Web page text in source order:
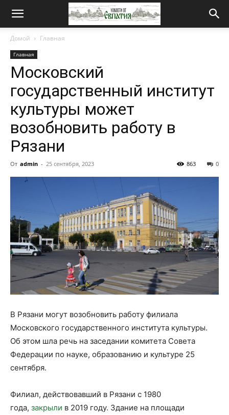
Новости
Домой Главная
Главная
Московский
государственный институт
культуры может
возобновить работу в
Рязани
От admin - 25 сентября, 2023 0
863
В Рязани могут возобновить работу филиала
Московского государственного института культуры.
Об этом шла речь на заседании комитета Совета
Федерации по науке, образованию и культуре 25
сентября.
Филиал, действовавший в Рязани с 1980
года, закрыли в 2019 году. Здание на площади